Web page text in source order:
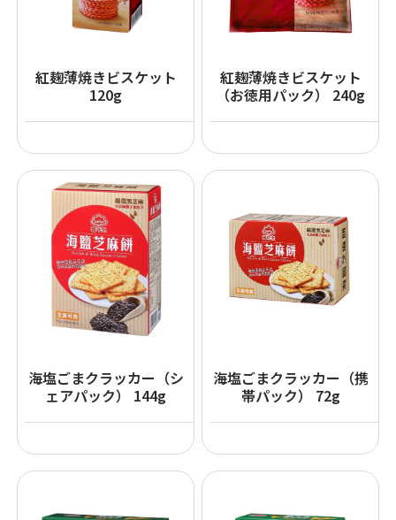
紅麹薄焼きビスケット
120g
紅麹薄焼きビスケット
（お徳用パック） 240g
海塩ごまクラッカー（シ
ェアパック） 144g
海塩ごまクラッカー（携
帯パック） 72g